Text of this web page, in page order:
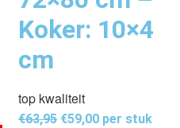
Koker: 10×4
cm
top kwaliteit
€63,95 €59,00 per stuk